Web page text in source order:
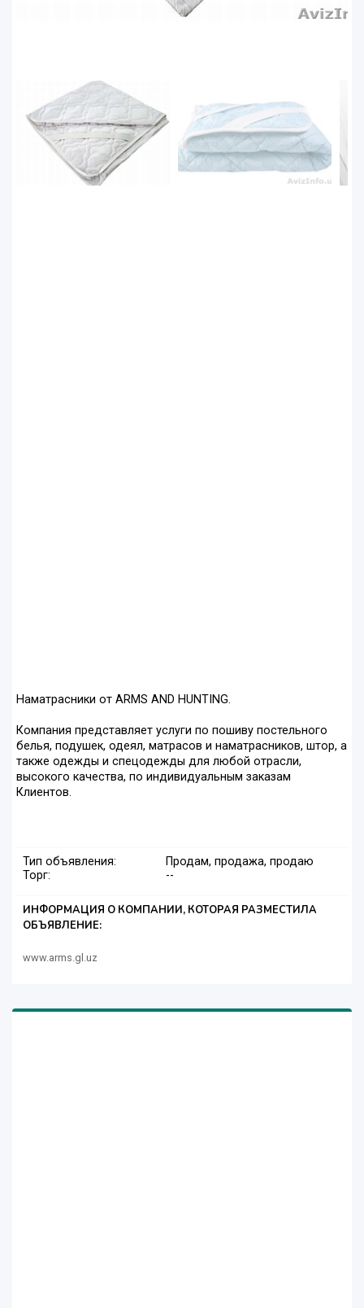
Наматрасники от ARMS AND HUNTING.
Компания представляет услуги по пошиву постельного
белья, подушек, одеял, матрасов и наматрасников, штор, а
также одежды и спецодежды для любой отрасли,
высокого качества, по индивидуальным заказам
Клиентов.
Тип объявления:
Продам, продажа, продаю
Торг:
--
ИНФОРМАЦИЯ О КОМПАНИИ, КОТОРАЯ РАЗМЕСТИЛА
ОБЪЯВЛЕНИЕ:
www.arms.gl.uz